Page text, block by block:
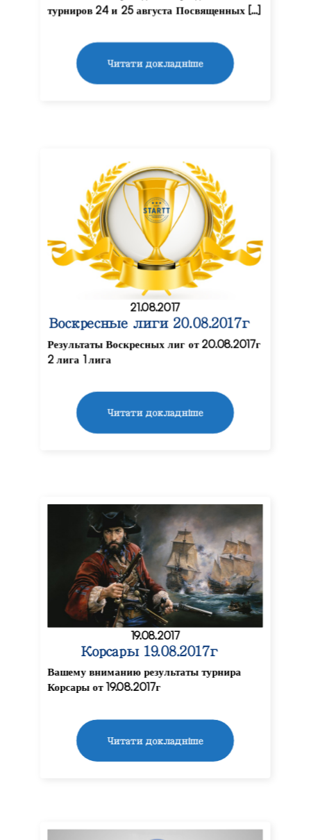
турниров 24 и 25 августа Посвященных […]
Читати докладніше
21.08.2017
Воскресные лиги 20.08.2017г
Результаты Воскресных лиг от 20.08.2017г
2 лига 1 лига
Читати докладніше
19.08.2017
Корсары 19.08.2017г
Вашему вниманию результаты турнира
Корсары от 19.08.2017г
Читати докладніше